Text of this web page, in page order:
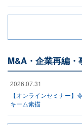
M&A・企業再編・
2026.07.31
【オンラインセミナー】
キーム素描